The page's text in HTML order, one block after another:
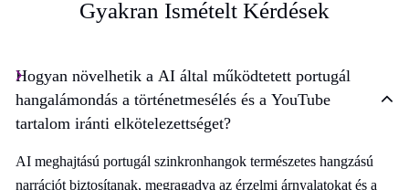
Gyakran Ismételt Kérdések
Hogyan növelhetik a AI által működtetett portugál
hangalámondás a történetmesélés és a YouTube
tartalom iránti elkötelezettséget?
AI meghajtású portugál szinkronhangok természetes hangzású
narrációt biztosítanak, megragadva az érzelmi árnyalatokat és a